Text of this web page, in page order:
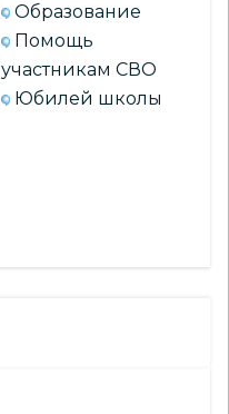
Образование
Помощь
участникам СВО
Юбилей школы